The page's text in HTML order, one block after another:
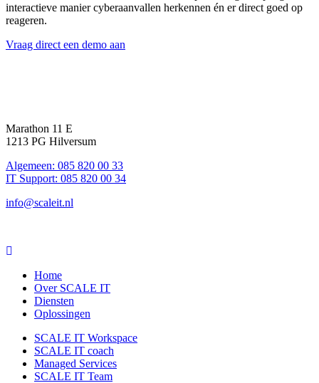
interactieve manier cyberaanvallen herkennen én er direct goed op
reageren.
Vraag direct een demo aan
Marathon 11 E
1213 PG Hilversum
Algemeen: 085 820 00 33
IT Support: 085 820 00 34
info@scaleit.nl
Home
Over SCALE IT
Diensten
Oplossingen
SCALE IT Workspace
SCALE IT coach
Managed Services
SCALE IT Team